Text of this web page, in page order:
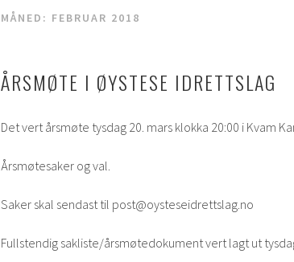
MÅNED: FEBRUAR 2018
ÅRSMØTE I ØYSTESE IDRETTSLAG
Det vert årsmøte tysdag 20. mars klokka 20:00 i Kvam
Årsmøtesaker og val.
Saker skal sendast til post@oysteseidrettslag.no
Fullstendig sakliste/årsmøtedokument vert lagt ut